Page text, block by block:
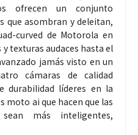
ofrecen un conjunto
que asombran y deleitan,
curved de Motorola en
texturas audaces hasta el
jamás visto en un
cámaras de calidad
durabilidad líderes en la
moto ai que hacen que las
sean más inteligentes,